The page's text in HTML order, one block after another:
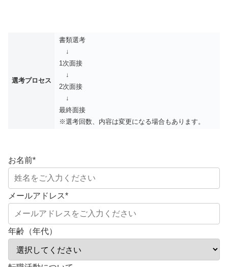
選考プロセス
書類選考
↓
1次面接
↓
2次面接
↓
最終面接
※選考回数、内容は変更になる場合もあります。
お名前*
メールアドレス*
年齢（年代）